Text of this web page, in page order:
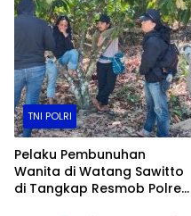
TNI POLRI
Pelaku Pembunuhan
Wanita di Watang Sawitto
di Tangkap Resmob Polres